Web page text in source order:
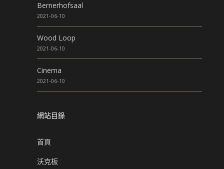
Bernerhofsaal
2021-06-10
Wood Loop
2021-06-10
Cinema
2021-06-10
網站目錄
首頁
沃克板